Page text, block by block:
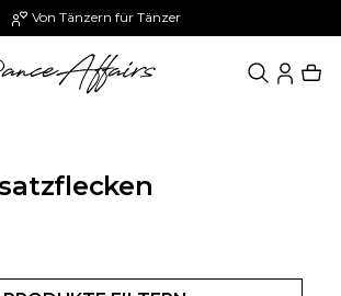
Von Tänzern für Tänzer